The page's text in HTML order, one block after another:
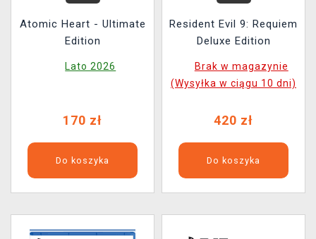
Atomic Heart - Ultimate
Edition
Lato 2026
170 zł
Do koszyka
Resident Evil 9: Requiem
Deluxe Edition
Brak w magazynie
(Wysyłka w ciągu 10 dni)
420 zł
Do koszyka